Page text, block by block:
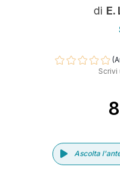
di E.
Scrivi
Ascolta